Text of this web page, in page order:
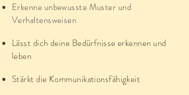
Erkenne unbewusste Muster und
Verhaltensweisen
Lässt dich deine Bedürfnisse erkennen und
leben
Stärkt die Kommunikationsfähigkeit